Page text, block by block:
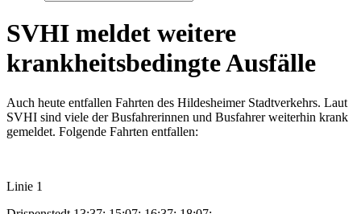
SVHI meldet weitere
krankheitsbedingte Ausfälle
Auch heute entfallen Fahrten des Hildesheimer Stadtverkehrs. Laut
SVHI sind viele der Busfahrerinnen und Busfahrer weiterhin krank
gemeldet. Folgende Fahrten entfallen:
Linie 1